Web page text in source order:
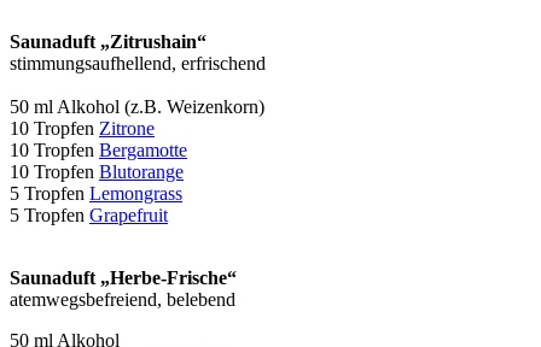
Saunaduft „Zitrushain“
stimmungsaufhellend, erfrischend
50 ml Alkohol (z.B. Weizenkorn)
10 Tropfen Zitrone
10 Tropfen Bergamotte
10 Tropfen Blutorange
5 Tropfen Lemongrass
5 Tropfen Grapefruit
Saunaduft „Herbe-Frische“
atemwegsbefreiend, belebend
50 ml Alkohol